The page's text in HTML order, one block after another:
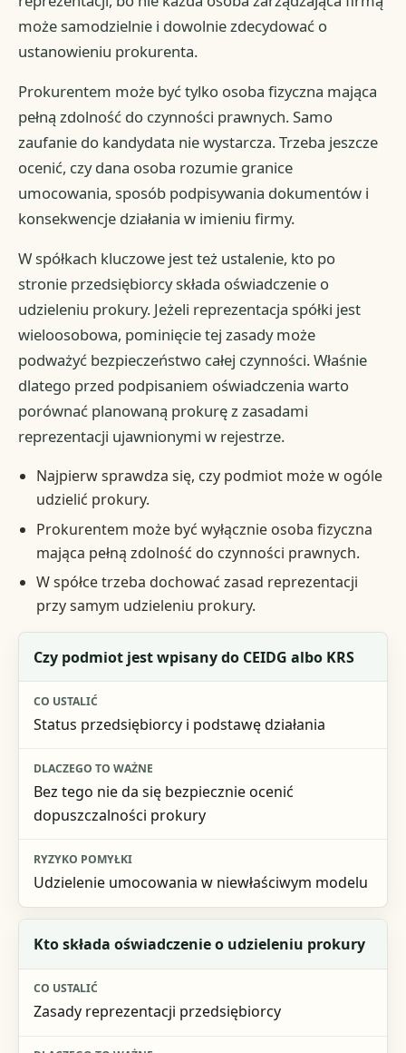
może samodzielnie i dowolnie zdecydować o
ustanowieniu prokurenta.
Prokurentem może być tylko osoba fizyczna mająca
pełną zdolność do czynności prawnych. Samo
zaufanie do kandydata nie wystarcza. Trzeba jeszcze
ocenić, czy dana osoba rozumie granice
umocowania, sposób podpisywania dokumentów i
konsekwencje działania w imieniu firmy.
W spółkach kluczowe jest też ustalenie, kto po
stronie przedsiębiorcy składa oświadczenie o
udzieleniu prokury. Jeżeli reprezentacja spółki jest
wieloosobowa, pominięcie tej zasady może
podważyć bezpieczeństwo całej czynności. Właśnie
dlatego przed podpisaniem oświadczenia warto
porównać planowaną prokurę z zasadami
reprezentacji ujawnionymi w rejestrze.
Najpierw sprawdza się, czy podmiot może w ogóle
udzielić prokury.
Prokurentem może być wyłącznie osoba fizyczna
mająca pełną zdolność do czynności prawnych.
W spółce trzeba dochować zasad reprezentacji
przy samym udzieleniu prokury.
Pytanie kontrolne
Co ustalić
Dlaczego to ważne
Czy podmiot jest wpisany do CEIDG albo KRS
Status przedsiębiorcy i podstawę działania
Bez tego nie da się bezpiecznie ocenić
dopuszczalności prokury
Udzielenie umocowania w niewłaściwym modelu
Kto składa oświadczenie o udzieleniu prokury
Zasady reprezentacji przedsiębiorcy